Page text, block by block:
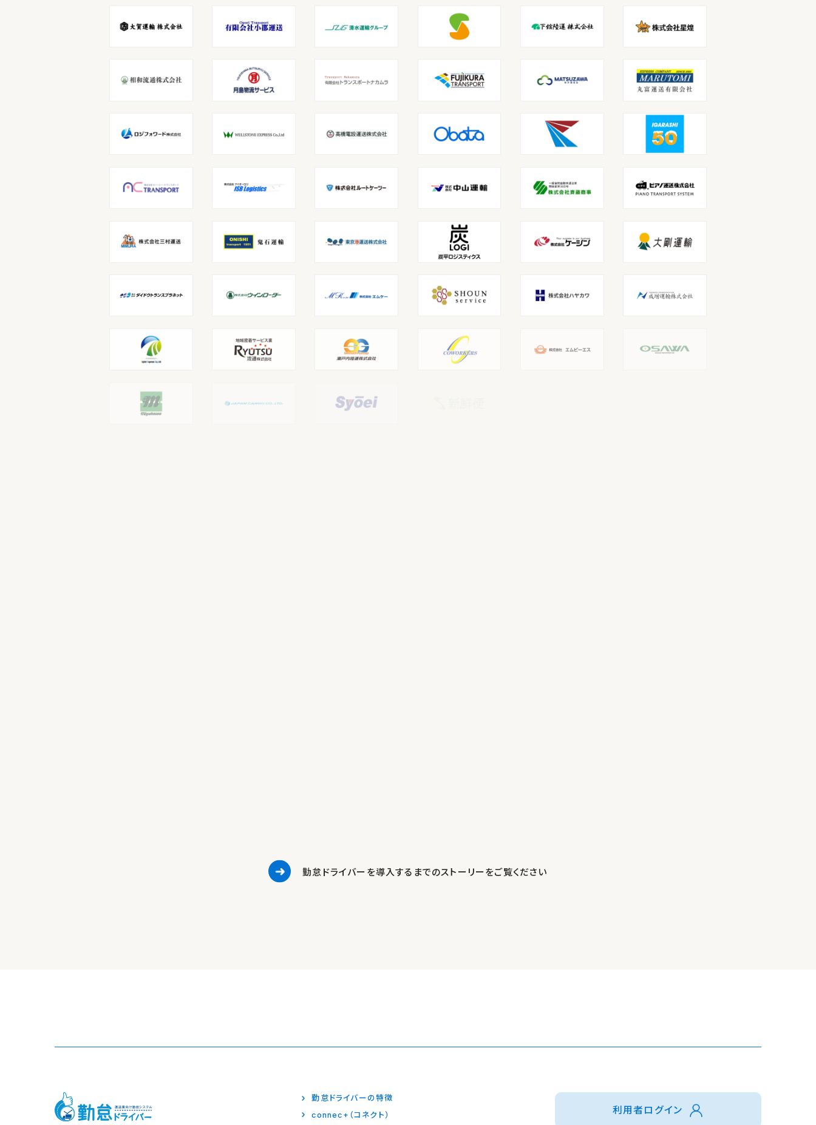
勤怠ドライバーを導入するまでのストーリーをご覧ください
勤怠ドライバーの特徴
connec+（コネクト）
利用者ログイン